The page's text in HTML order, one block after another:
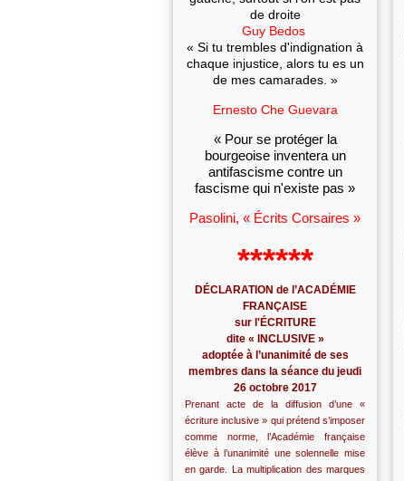
de droite
Guy Bedos
« Si tu trembles d'indignation à
chaque injustice, alors tu es un
de mes camarades. »
Ernesto Che Guevara
« Pour se protéger la
bourgeoise inventera un
antifascisme contre un
fascisme qui n'existe pas »
Pasolini, « Écrits Corsaires »
******
DÉCLARATION de l’ACADÉMIE
FRANÇAISE
sur l'ÉCRITURE
dite « INCLUSIVE »
adoptée à l’unanimité de ses
membres dans la séance du jeudi
26 octobre 2017
Prenant acte de la diffusion d’une «
écriture inclusive » qui prétend s’imposer
comme norme, l’Académie française
élève à l’unanimité une solennelle mise
en garde. La multiplication des marques